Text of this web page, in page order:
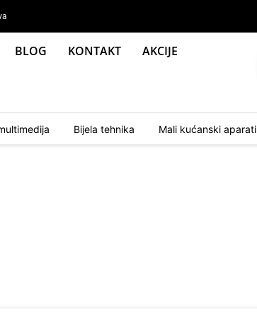
BLOG KONTAKT AKCIJE
Bijela tehnika Mali kućanski aparati